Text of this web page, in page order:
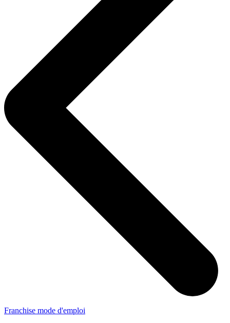
Franchise mode d'emploi